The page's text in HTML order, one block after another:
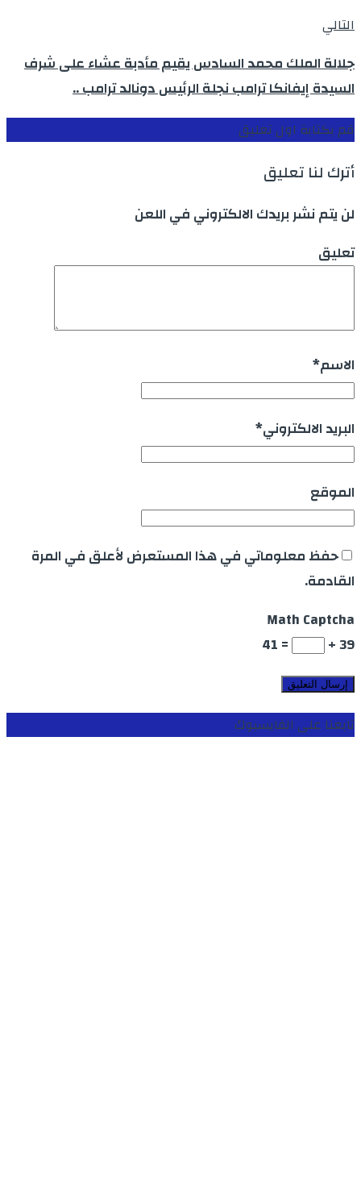
التالي
جلالة الملك محمد السادس يقيم مأدبة عشاء على شرف
السيدة إيفانكا ترامب نجلة الرئيس دونالد ترامب ..
قم بكتابة اول تعليق
أترك لنا تعليق
لن يتم نشر بريدك الالكتروني في اللعن
تعليق
الاسم*
البريد الالكتروني*
الموقع
حفظ معلوماتي في هذا المستعرض لأعلق في المرة
القادمة.
Math Captcha
39 +
= 41
تابعنا على الفايسبوك